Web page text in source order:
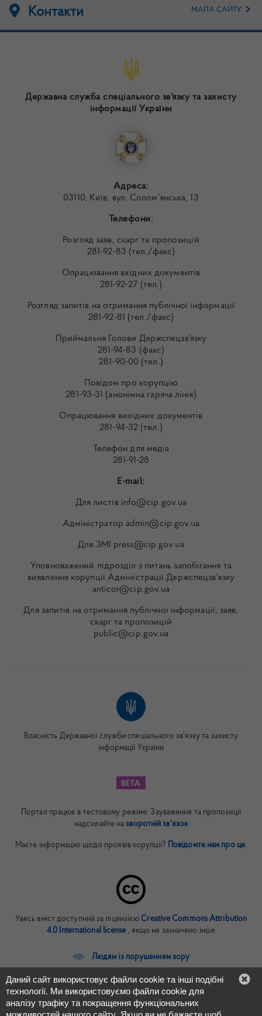
Контакти МАПА САЙТУ
Державна служба спеціального зв'язку та захисту
інформації України
Адреса:
03110, Київ, вул. Солом’янська, 13
Телефони:
Розгляд заяв, скарг та пропозицій
281-92-83 (тел./факс)
Опрацювання вхідних документів
281-92-27 (тел.)
Розгляд запитів на отримання публічної інформації
281-92-81 (тел./факс)
Приймальня Голови Держспецзв'язку
281-94-83 (факс)
281-90-00 (тел.)
Повідом про корупцію
281-93-31 (анонімна гаряча лінія)
Опрацювання вихідних документів
281-94-32 (тел.)
Телефон для медіа
281-91-28
E-mail:
Для листів info@cip.gov.ua
Адміністратор admin@cip.gov.ua
Для ЗМІ press@cip.gov.ua
Уповноважений підрозділ з питань запобігання та
виявлення корупції Адміністрації Держспецзв’язку
anticor@cip.gov.ua
Для запитів на отримання публічної інформації, заяв,
скарг та пропозицій
public@cip.gov.ua
Власність Державної служби спеціального зв'язку та захисту
інформації України
Портал працює в тестовому режимі. Зауваження та пропозиції
надсилайте назворотній зв'язок
Маєте інформацію щодо проявів корупції? Повідомте нам про це.
Увесь вміст доступний за ліцензією Creative Commons Attribution
4.0 International license , якщо не зазначено інше
Людям із порушенням зору
In English
Даний сайт використовує файли cookie та інші подібні
технології. Ми використовуємо файли cookie для
аналізу трафіку та покращення функціональних